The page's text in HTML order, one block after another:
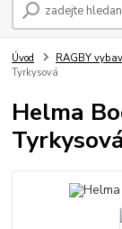
Úvod RAGBY
Tyrkysová
Helma
Tyrkysová